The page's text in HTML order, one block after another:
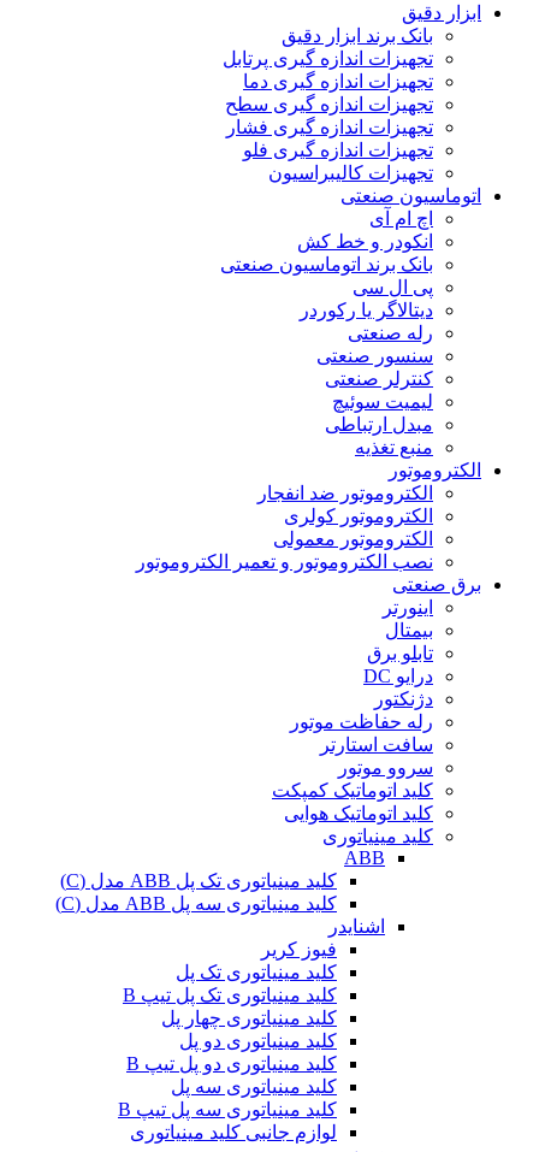
ابزار دقیق
بانک برند ابزار دقیق
تجهیزات اندازه گیری پرتابل
تجهیزات اندازه گیری دما
تجهیزات اندازه گیری سطح
تجهیزات اندازه گیری فشار
تجهیزات اندازه گیری فلو
تجهیزات کالیبراسیون
اتوماسیون صنعتی
اچ ام آی
انکودر و خط کش
بانک برند اتوماسیون صنعتی
پی ال سی
دیتالاگر یا رکوردر
رله صنعتی
سنسور صنعتی
کنترلر صنعتی
لیمیت سوئیچ
مبدل ارتباطی
منبع تغذیه
الکتروموتور
الکتروموتور ضد انفجار
الکتروموتور کولری
الکتروموتور معمولی
نصب الکتروموتور و تعمیر الکتروموتور
برق صنعتی
اینورتر
بیمتال
تابلو برق
درایو DC
دژنکتور
رله حفاظت موتور
سافت استارتر
سروو موتور
کلید اتوماتیک کمپکت
کلید اتوماتیک هوایی
کلید مینیاتوری
ABB
کلید مینیاتوری تک پل ABB مدل (C)
کلید مینیاتوری سه پل ABB مدل (C)
اشنایدر
فیوز کریر
کلید مینیاتوری تک پل
کلید مینیاتوری تک پل تیپ B
کلید مینیاتوری چهار پل
کلید مینیاتوری دو پل
کلید مینیاتوری دو پل تیپ B
کلید مینیاتوری سه پل
کلید مینیاتوری سه پل تیپ B
لوازم جانبی کلید مینیاتوری